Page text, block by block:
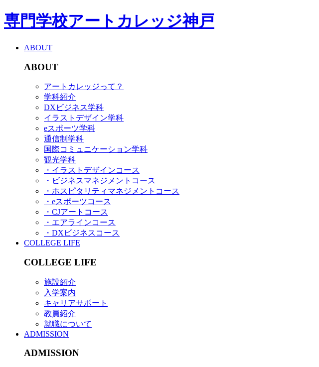
専門学校アートカレッジ神戸
ABOUT
ABOUT
アートカレッジって？
学科紹介
DXビジネス学科
イラストデザイン学科
eスポーツ学科
通信制学科
国際コミュニケーション学科
観光学科
・イラストデザインコース
・ビジネスマネジメントコース
・ホスピタリティマネジメントコース
・eスポーツコース
・CJアートコース
・エアラインコース
・DXビジネスコース
COLLEGE LIFE
COLLEGE LIFE
施設紹介
入学案内
キャリアサポート
教員紹介
就職について
ADMISSION
ADMISSION